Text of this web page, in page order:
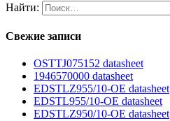
Найти:
Свежие записи
OSTTJ075152 datasheet
1946570000 datasheet
EDSTLZ955/10-OE datasheet
EDSTL955/10-OE datasheet
EDSTLZ950/10-OE datasheet